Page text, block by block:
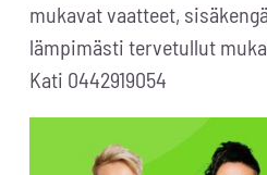
mukavat vaatteet,
lämpimästi tervetullut
Kati 0442919054